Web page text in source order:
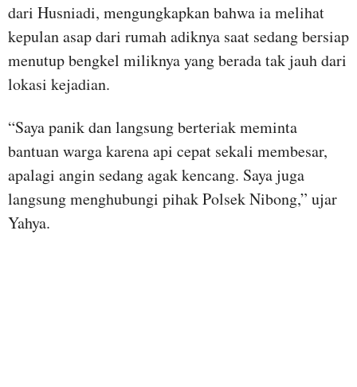
dari Husniadi, mengungkapkan bahwa ia melihat
kepulan asap dari rumah adiknya saat sedang bersiap
menutup bengkel miliknya yang berada tak jauh dari
lokasi kejadian.
“Saya panik dan langsung berteriak meminta
bantuan warga karena api cepat sekali membesar,
apalagi angin sedang agak kencang. Saya juga
langsung menghubungi pihak Polsek Nibong,” ujar
Yahya.